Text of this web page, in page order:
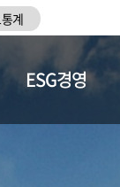
계
ESG경영